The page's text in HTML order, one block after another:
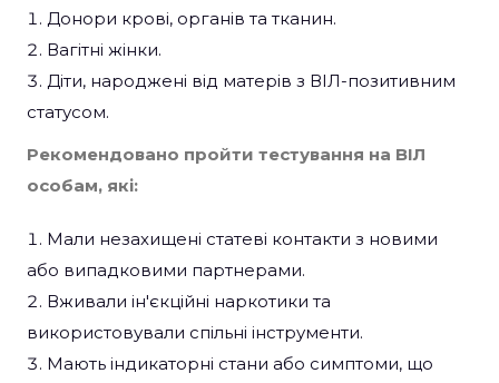
Донори крові, органів та тканин.​
Вагітні жінки.​
Діти, народжені від матерів з ВІЛ-позитивним
статусом.​
Рекомендовано пройти тестування на ВІЛ
особам, які:
Мали незахищені статеві контакти з новими
або випадковими партнерами.​
Вживали ін'єкційні наркотики та
використовували спільні інструменти.​
Мають індикаторні стани або симптоми, що